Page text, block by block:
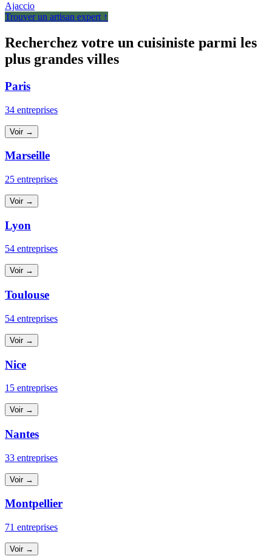
Ajaccio
Trouver un artisan expert ↑
Recherchez votre un cuisiniste parmi les
plus grandes villes
Paris
34 entreprises
Voir →
Marseille
25 entreprises
Voir →
Lyon
54 entreprises
Voir →
Toulouse
54 entreprises
Voir →
Nice
15 entreprises
Voir →
Nantes
33 entreprises
Voir →
Montpellier
71 entreprises
Voir →